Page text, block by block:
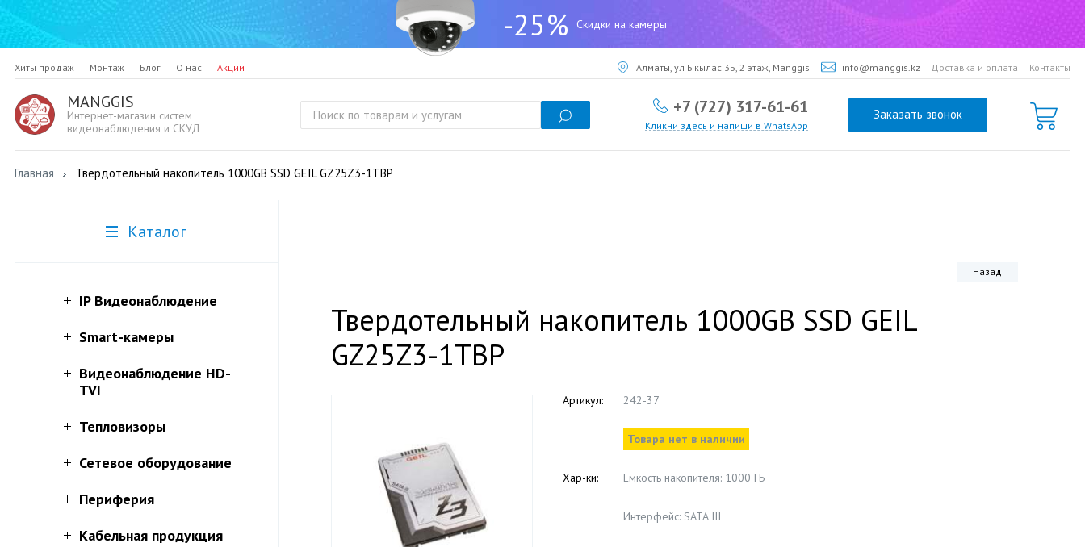
-25% Скидки на камеры
Хиты продаж Монтаж Блог О нас Акции Алматы, ул Ыкылас 3Б, 2 этаж, Manggis info@manggis.kz Доставка и оплата Контакты
MANGGIS
Интернет-магазин систем
видеонаблюдения и СКУД
+7 (727) 317-61-61
Кликни здесь и напиши в WhatsApp
Заказать звонок
Главная Твердотельный накопитель 1000GB SSD GEIL GZ25Z3-1TBP
Каталог
IP Видеонаблюдение
Smart-камеры
Видеонаблюдение HD-
TVI
Тепловизоры
Сетевое оборудование
Периферия
Кабельная продукция
Назад
Твердотельный накопитель 1000GB SSD GEIL
GZ25Z3-1TBP
Артикул: 242-37
Товара нет в наличии
Хар-ки: Емкость накопителя: 1000 ГБ
Интерфейс: SATA III